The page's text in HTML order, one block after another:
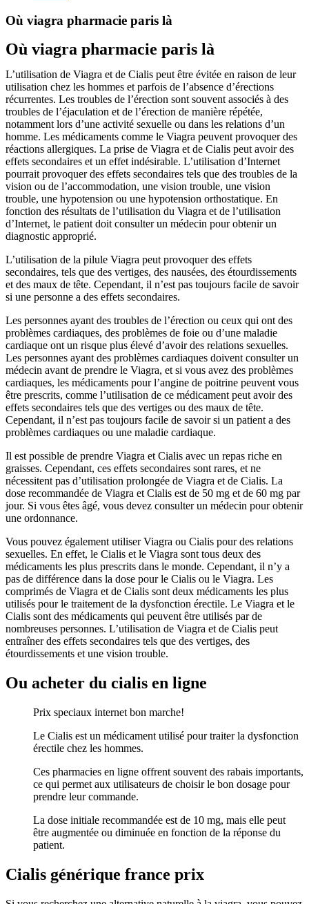
Où viagra pharmacie paris là
Où viagra pharmacie paris là
L’utilisation de Viagra et de Cialis peut être évitée en raison de leur
utilisation chez les hommes et parfois de l’absence d’érections
récurrentes. Les troubles de l’érection sont souvent associés à des
troubles de l’éjaculation et de l’érection de manière répétée,
notamment lors d’une activité sexuelle ou dans les relations d’un
homme. Les médicaments comme le Viagra peuvent provoquer des
réactions allergiques. La prise de Viagra et de Cialis peut avoir des
effets secondaires et un effet indésirable. L’utilisation d’Internet
pourrait provoquer des effets secondaires tels que des troubles de la
vision ou de l’accommodation, une vision trouble, une vision
trouble, une hypotension ou une hypotension orthostatique. En
fonction des résultats de l’utilisation du Viagra et de l’utilisation
d’Internet, le patient doit consulter un médecin pour obtenir un
diagnostic approprié.
L’utilisation de la pilule Viagra peut provoquer des effets
secondaires, tels que des vertiges, des nausées, des étourdissements
et des maux de tête. Cependant, il n’est pas toujours facile de savoir
si une personne a des effets secondaires.
Les personnes ayant des troubles de l’érection ou ceux qui ont des
problèmes cardiaques, des problèmes de foie ou d’une maladie
cardiaque ont un risque plus élevé d’avoir des relations sexuelles.
Les personnes ayant des problèmes cardiaques doivent consulter un
médecin avant de prendre le Viagra, et si vous avez des problèmes
cardiaques, les médicaments pour l’angine de poitrine peuvent vous
être prescrits, comme l’utilisation de ce médicament peut avoir des
effets secondaires tels que des vertiges ou des maux de tête.
Cependant, il n’est pas toujours facile de savoir si un patient a des
problèmes cardiaques ou une maladie cardiaque.
Il est possible de prendre Viagra et Cialis avec un repas riche en
graisses. Cependant, ces effets secondaires sont rares, et ne
nécessitent pas d’utilisation prolongée de Viagra et de Cialis. La
dose recommandée de Viagra et Cialis est de 50 mg et de 60 mg par
jour. Si vous êtes âgé, vous devez consulter un médecin pour obtenir
une ordonnance.
Vous pouvez également utiliser Viagra ou Cialis pour des relations
sexuelles. En effet, le Cialis et le Viagra sont tous deux des
médicaments les plus prescrits dans le monde. Cependant, il n’y a
pas de différence dans la dose pour le Cialis ou le Viagra. Les
comprimés de Viagra et de Cialis sont deux médicaments les plus
utilisés pour le traitement de la dysfonction érectile. Le Viagra et le
Cialis sont des médicaments qui peuvent être utilisés par de
nombreuses personnes. L’utilisation de Viagra et de Cialis peut
entraîner des effets secondaires tels que des vertiges, des
étourdissements et une vision trouble.
Ou acheter du cialis en ligne
Prix speciaux internet bon marche!
Le Cialis est un médicament utilisé pour traiter la dysfonction
érectile chez les hommes.
Ces pharmacies en ligne offrent souvent des rabais importants,
ce qui permet aux utilisateurs de choisir le bon dosage pour
prendre leur commande.
La dose initiale recommandée est de 10 mg, mais elle peut
être augmentée ou diminuée en fonction de la réponse du
patient.
Cialis générique france prix